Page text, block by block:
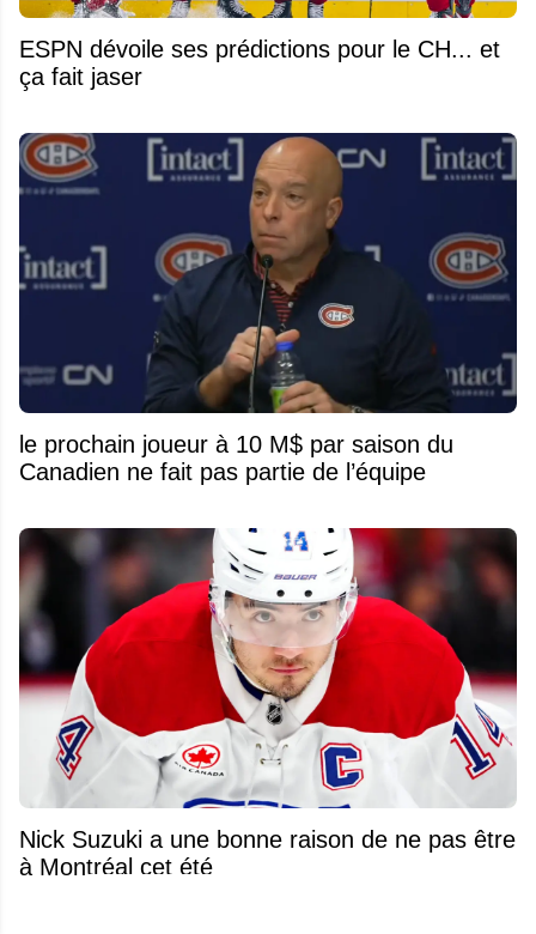
ESPN dévoile ses prédictions pour le CH... et
ça fait jaser
le prochain joueur à 10 M$ par saison du
Canadien ne fait pas partie de l’équipe
Nick Suzuki a une bonne raison de ne pas être
à Montréal cet été